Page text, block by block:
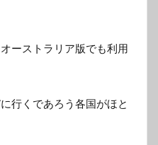
ーストラリア版でも利用
行くであろう各国がほと